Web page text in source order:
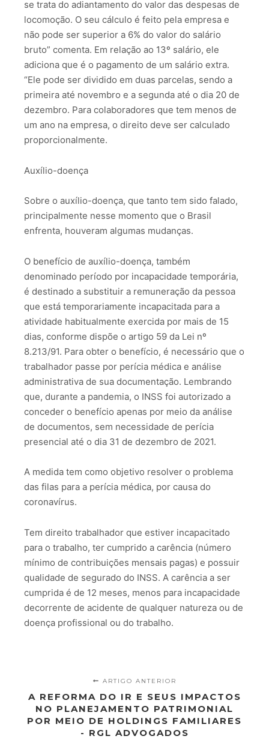
se trata do adiantamento do valor das despesas de
locomoção. O seu cálculo é feito pela empresa e
não pode ser superior a 6% do valor do salário
bruto” comenta. Em relação ao 13º salário, ele
adiciona que é o pagamento de um salário extra.
“Ele pode ser dividido em duas parcelas, sendo a
primeira até novembro e a segunda até o dia 20 de
dezembro. Para colaboradores que tem menos de
um ano na empresa, o direito deve ser calculado
proporcionalmente.
Auxílio-doença
Sobre o auxílio-doença, que tanto tem sido falado,
principalmente nesse momento que o Brasil
enfrenta, houveram algumas mudanças.
O benefício de auxílio-doença, também
denominado período por incapacidade temporária,
é destinado a substituir a remuneração da pessoa
que está temporariamente incapacitada para a
atividade habitualmente exercida por mais de 15
dias, conforme dispõe o artigo 59 da Lei nº
8.213/91. Para obter o benefício, é necessário que o
trabalhador passe por perícia médica e análise
administrativa de sua documentação. Lembrando
que, durante a pandemia, o INSS foi autorizado a
conceder o benefício apenas por meio da análise
de documentos, sem necessidade de perícia
presencial até o dia 31 de dezembro de 2021.
A medida tem como objetivo resolver o problema
das filas para a perícia médica, por causa do
coronavírus.
Tem direito trabalhador que estiver incapacitado
para o trabalho, ter cumprido a carência (número
mínimo de contribuições mensais pagas) e possuir
qualidade de segurado do INSS. A carência a ser
cumprida é de 12 meses, menos para incapacidade
decorrente de acidente de qualquer natureza ou de
doença profissional ou do trabalho.
ARTIGO ANTERIOR
A REFORMA DO IR E SEUS IMPACTOS
NO PLANEJAMENTO PATRIMONIAL
POR MEIO DE HOLDINGS FAMILIARES
- RGL ADVOGADOS